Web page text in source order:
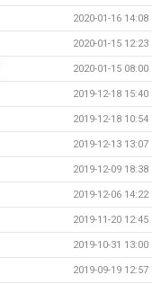
2020-01-16 14:08
2020-01-15 12:23
2020-01-15 08:00
2019-12-18 15:40
2019-12-18 10:54
2019-12-13 13:07
2019-12-09 18:38
2019-12-06 14:22
2019-11-20 12:45
2019-10-31 13:00
2019-09-19 12:57